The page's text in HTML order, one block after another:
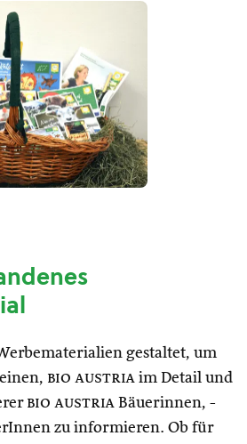
gestaltet, um
bio austria im Detail und
bio austria Bäuerinnen, -
zu informieren. Ob für